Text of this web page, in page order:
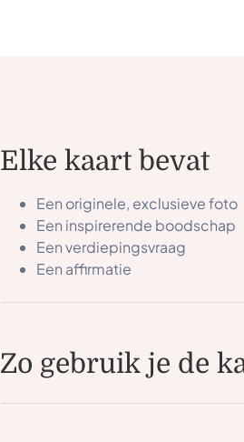
Elke kaart bevat
Een originele, exclusieve foto
Een inspirerende boodschap
Een verdiepingsvraag
Een affirmatie
Zo gebruik je de